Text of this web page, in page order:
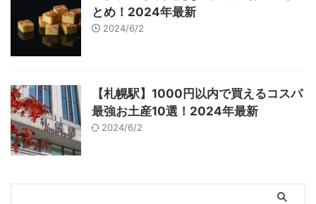
とめ！2024年最新
2024/6/2
【札幌駅】1000円以内で買えるコスパ
最強お土産10選！2024年最新
2024/6/2